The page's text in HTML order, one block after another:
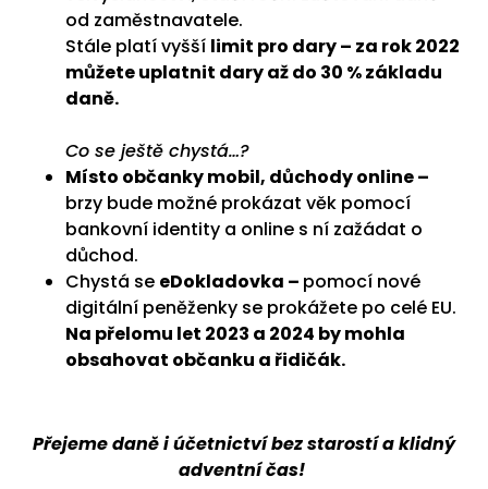
od zaměstnavatele.
Stále platí vyšší limit pro dary – za rok 2022
můžete uplatnit dary až do 30 % základu
daně.
Co se ještě chystá…?
Místo občanky mobil, důchody online –
brzy bude možné prokázat věk pomocí
bankovní identity a online s ní zažádat o
důchod.
Chystá se eDokladovka – pomocí nové
digitální peněženky se prokážete po celé EU.
Na přelomu let 2023 a 2024 by mohla
obsahovat občanku a řidičák.
Přejeme daně i účetnictví bez starostí a klidný
adventní čas!